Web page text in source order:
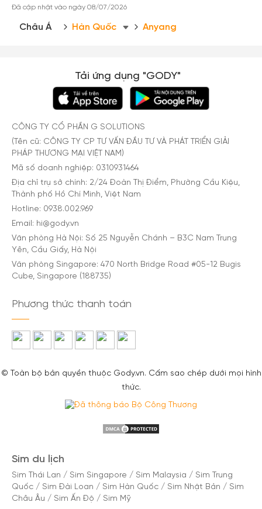
Đã cập nhật vào ngày 08/07/2026
Châu Á Hàn Quốc Anyang
Tải ứng dụng "GODY"
CÔNG TY CỔ PHẦN G SOLUTIONS
(Tên cũ: CÔNG TY CP TƯ VẤN ĐẦU TƯ VÀ PHÁT TRIỂN GIẢI
PHÁP THƯƠNG MẠI VIỆT NAM)
Mã số doanh nghiệp: 0310931464
Địa chỉ trụ sở chính: 2/24 Đoàn Thị Điểm, Phường Cầu Kiệu,
Thành phố Hồ Chí Minh, Việt Nam
Hotline: 0938.002.969
Email: hi@gody.vn
Văn phòng Hà Nội: Số 25 Nguyễn Chánh – B3C Nam Trung
Yên, Cầu Giấy, Hà Nội
Văn phòng Singapore: 470 North Bridge Road #05-12 Bugis
Cube, Singapore (188735)
Phương thức thanh toán
© Toàn bộ bản quyền thuộc Gody.vn. Cấm sao chép dưới mọi hình
thức.
Sim du lịch
Sim Thái Lan / Sim Singapore / Sim Malaysia / Sim Trung
Quốc / Sim Đài Loan / Sim Hàn Quốc / Sim Nhật Bản / Sim
Châu Âu / Sim Ấn Độ / Sim Mỹ